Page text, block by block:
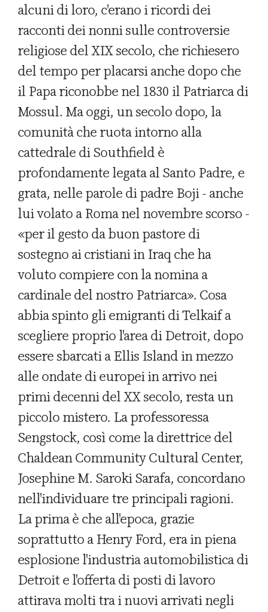
alcuni di loro, c'erano i ricordi dei
racconti dei nonni sulle controversie
religiose del XIX secolo, che richiesero
del tempo per placarsi anche dopo che
il Papa riconobbe nel 1830 il Patriarca di
Mossul. Ma oggi, un secolo dopo, la
comunità che ruota intorno alla
cattedrale di Southfield è
profondamente legata al Santo Padre, e
grata, nelle parole di padre Boji - anche
lui volato a Roma nel novembre scorso -
«per il gesto da buon pastore di
sostegno ai cristiani in Iraq che ha
voluto compiere con la nomina a
cardinale del nostro Patriarca». Cosa
abbia spinto gli emigranti di Telkaif a
scegliere proprio l'area di Detroit, dopo
essere sbarcati a Ellis Island in mezzo
alle ondate di europei in arrivo nei
primi decenni del XX secolo, resta un
piccolo mistero. La professoressa
Sengstock, così come la direttrice del
Chaldean Community Cultural Center,
Josephine M. Saroki Sarafa, concordano
nell'individuare tre principali ragioni.
La prima è che all'epoca, grazie
soprattutto a Henry Ford, era in piena
esplosione l'industria automobilistica di
Detroit e l'offerta di posti di lavoro
attirava molti tra i nuovi arrivati negli